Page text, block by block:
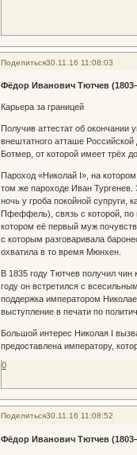
Поделиться30.11.16 11:08:03
Фёдор Иванович Тютчев
Карьера за границей
Получив аттестат об окончании
внештатного атташе
Ботмер, от которой имеет трёх
Пароход «Николай I», на
том же пароходе Иван Тургенев.
ночь у гроба покойной супруги,
Пфеффель), связь с которой,
котором её первый муж
с которым разговаривала
охватила в то время Мюнхен.
В 1835 году Тютчев получил чин
году он встретился с
поддержка императором
выступление в печати по
Большой интерес Николая I
предоставлена императору,
0
Поделиться30.11.16 11:08:52
Фёдор Иванович Тютчев